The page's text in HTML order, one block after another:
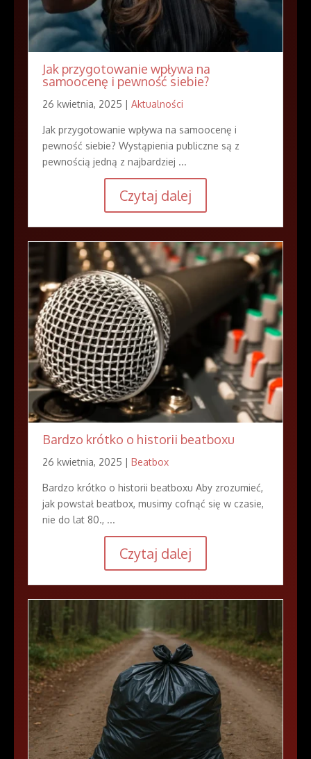
Jak przygotowanie wpływa na
samoocenę i pewność siebie?
26 kwietnia, 2025 |Aktualności
Jak przygotowanie wpływa na samoocenę i
pewność siebie? Wystąpienia publiczne są z
pewnością jedną z najbardziej ...
Czytaj dalej
Bardzo krótko o historii beatboxu
26 kwietnia, 2025 |Beatbox
Bardzo krótko o historii beatboxu Aby zrozumieć,
jak powstał beatbox, musimy cofnąć się w czasie,
nie do lat 80., ...
Czytaj dalej